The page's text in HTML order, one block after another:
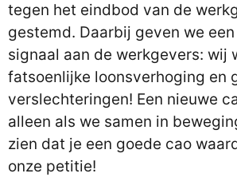
tegen het eindbod van de
gestemd. Daarbij geven we
signaal aan de werkgevers: wij
fatsoenlijke loonsverhoging en
verslechteringen! Een nieuwe
alleen als we samen in
zien dat je een goede cao
onze petitie!